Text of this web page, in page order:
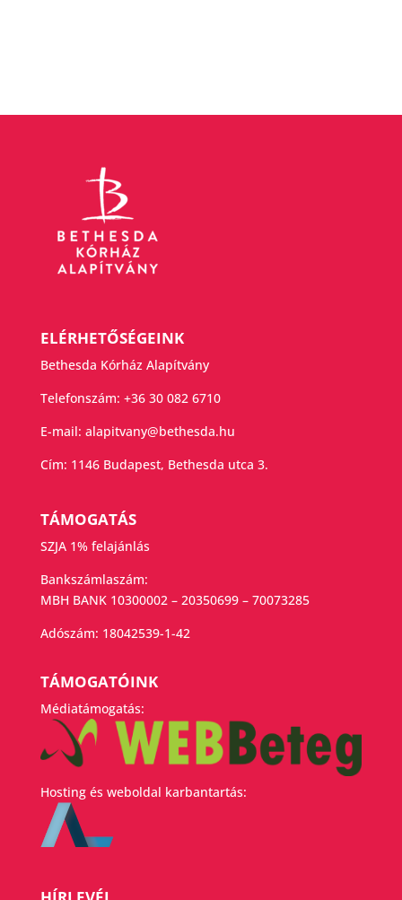
ELÉRHETŐSÉGEINK
Bethesda Kórház Alapítvány
Telefonszám: +36 30 082 6710
E-mail: alapitvany@bethesda.hu
Cím: 1146 Budapest, Bethesda utca 3.
TÁMOGATÁS
SZJA 1% felajánlás
Bankszámlaszám:
MBH BANK 10300002 – 20350699 – 70073285
Adószám: 18042539-1-42
TÁMOGATÓINK
Médiatámogatás:
Hosting és weboldal karbantartás: